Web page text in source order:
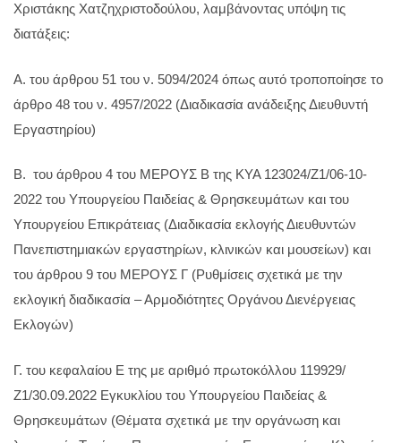
Χριστάκης Χατζηχριστοδούλου, λαμβάνοντας υπόψη τις
διατάξεις:
Α. του άρθρου 51 του ν. 5094/2024 όπως αυτό τροποποίησε το
άρθρο 48 του ν. 4957/2022 (Διαδικασία ανάδειξης Διευθυντή
Εργαστηρίου)
Β. του άρθρου 4 του ΜΕΡΟΥΣ Β της ΚΥΑ 123024/Ζ1/06-10-
2022 του Υπουργείου Παιδείας & Θρησκευμάτων και του
Υπουργείου Επικράτειας (Διαδικασία εκλογής Διευθυντών
Πανεπιστημιακών εργαστηρίων, κλινικών και μουσείων) και
του άρθρου 9 του ΜΕΡΟΥΣ Γ (Ρυθμίσεις σχετικά με την
εκλογική διαδικασία – Αρμοδιότητες Οργάνου Διενέργειας
Εκλογών)
Γ. του κεφαλαίου Ε της με αριθμό πρωτοκόλλου 119929/
Ζ1/30.09.2022 Εγκυκλίου του Υπουργείου Παιδείας &
Θρησκευμάτων (Θέματα σχετικά με την οργάνωση και